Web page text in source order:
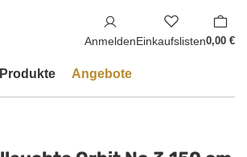
AnmeldenEinkaufslisten0,00 €
Angebote